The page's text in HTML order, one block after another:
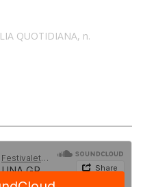
QUOTIDIANA, n.